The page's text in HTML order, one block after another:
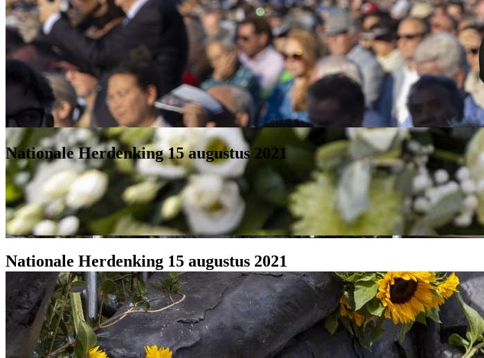
Nationale Herdenking 15 augustus 2021
Nationale Herdenking 15 augustus 2021
Herdenking 2026
De Nationale Herdenking 15 augustus 1945 vindt plaats op zaterdag 15 augustus 2026 bij het Indisch
Indisch monument. Het veld gaat open om 17.00 uur.
Voor donateurs was het tot 1 augustus mogelijk om zitplaatsen te reserveren. Ook zonder stoelreservering
extra stoelen geplaatst. Vanaf 17.00 uur kunt u daar vrij plaatsnemen; een toegangskaart is hiervoor niet nodig.
Leeshiermeer.